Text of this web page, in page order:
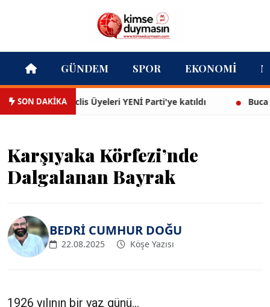
GÜNDEM SPOR EKONOMI
SON DAKİKA
ve Meclis Üyeleri YENİ Parti'ye katıldı Buca Kent
Karşıyaka Körfezi’nde
Dalgalanan Bayrak
BEDRİ CUMHUR DOĞU
22.08.2025 Köşe Yazısı
1926 yılının bir yaz günü…